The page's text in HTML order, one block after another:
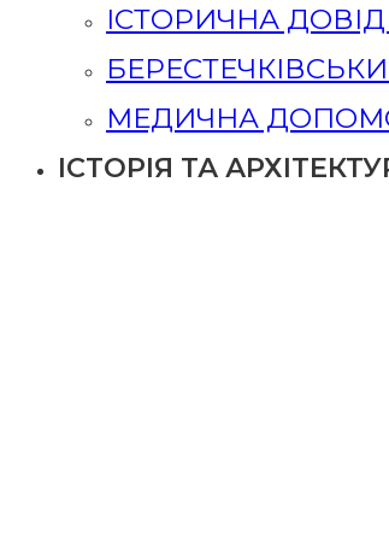
ІСТОРИЧНА
МЕДИЧНА
ІСТОРІЯ ТА